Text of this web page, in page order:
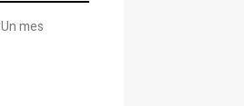
Un mes